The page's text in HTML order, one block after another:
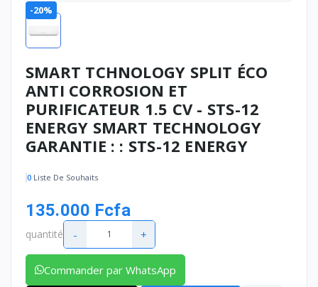
-20%
SMART TCHNOLOGY SPLIT ÉCO
ANTI CORROSION ET
PURIFICATEUR 1.5 CV - STS-12
ENERGY SMART TECHNOLOGY
GARANTIE : : STS-12 ENERGY
0 Liste De Souhaits
135.000 Fcfa
quantité - +
Commander par WhatsApp